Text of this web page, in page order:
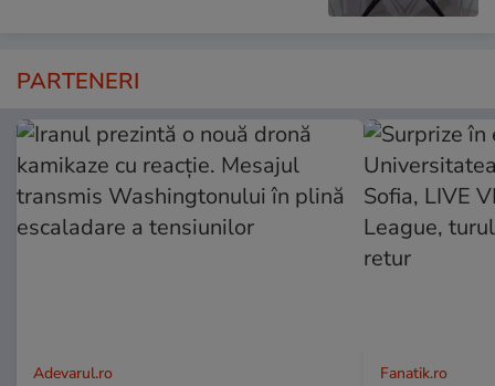
PARTENERI
Adevarul.ro Fanatik.ro